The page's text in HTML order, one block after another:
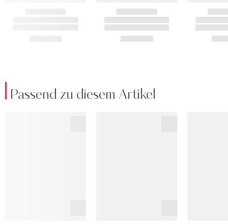
Passend zu diesem Artikel